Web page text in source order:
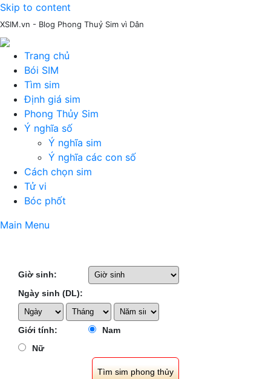
Skip to content
XSIM.vn - Blog Phong Thuỷ Sim vì Dân
Trang chủ
Bói SIM
Tìm sim
Định giá sim
Phong Thủy Sim
Ý nghĩa số
Ý nghĩa sim
Ý nghĩa các con số
Cách chọn sim
Tử vi
Bóc phốt
Main Menu
Giờ sinh:
Ngày sinh (DL):
Giới tính:
Nam
Nữ